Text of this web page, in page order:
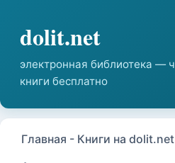
Главная - Книги на dolit.net